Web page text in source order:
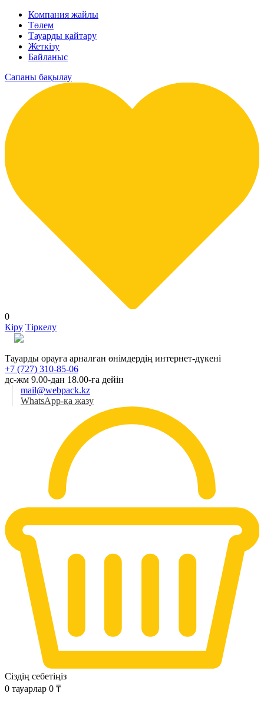
Компания жайлы
Төлем
Тауарды қайтару
Жеткізу
Байланыс
Сапаны бақылау
0
Кіру Тіркелу
Тауарды орауға арналған өнімдердің интернет-дүкені
+7 (727) 310-85-06
дс-жм 9.00-дан 18.00-ға дейін
mail@webpack.kz
WhatsApp-қа жазу
Сіздің себетіңіз
0 тауарлар 0 ₸